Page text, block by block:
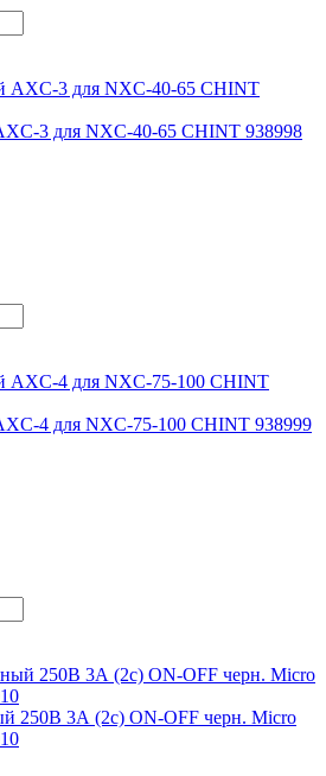
3 для NXC-40-65 CHINT 938998
4 для NXC-75-100 CHINT 938999
250В 3А (2с) ON-OFF черн. Micro